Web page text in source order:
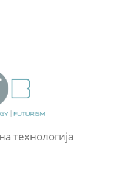
технологија